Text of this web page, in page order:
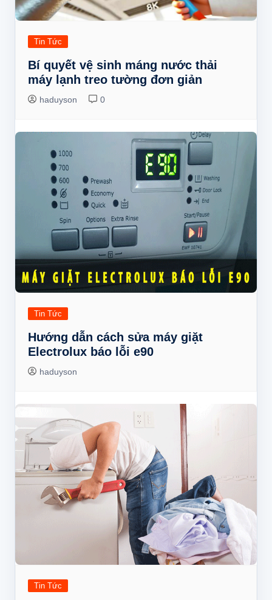
Tin Tức
Bí quyết vệ sinh máng nước thải
máy lạnh treo tường đơn giản
haduyson 0
Tin Tức
Hướng dẫn cách sửa máy giặt
Electrolux báo lỗi e90
haduyson
Tin Tức